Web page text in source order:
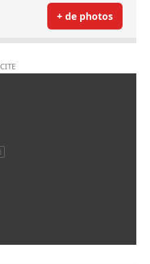
+ de photos